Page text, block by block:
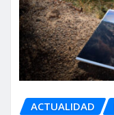
ACTUALIDAD